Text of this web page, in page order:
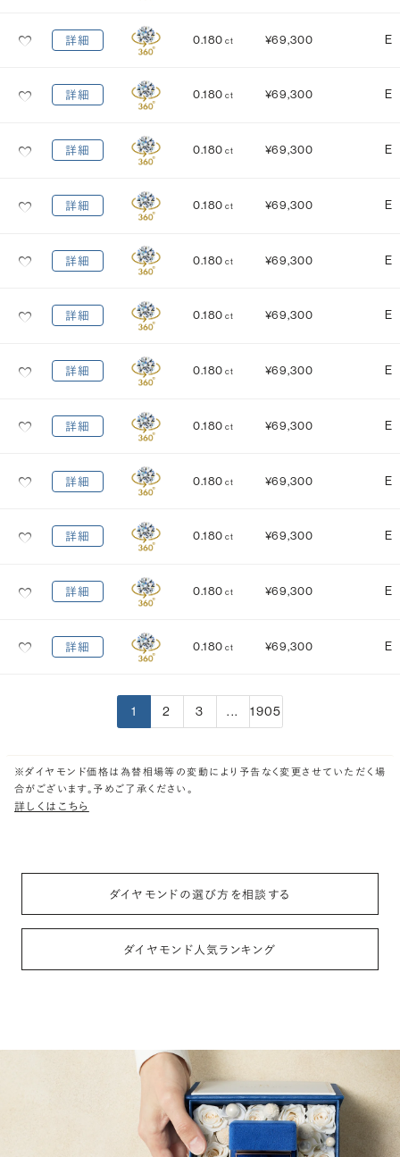
詳細 0.180 ct ¥69,300 E
詳細 0.180 ct ¥69,300 E
詳細 0.180 ct ¥69,300 E
詳細 0.180 ct ¥69,300 E
詳細 0.180 ct ¥69,300 E
詳細 0.180 ct ¥69,300 E
詳細 0.180 ct ¥69,300 E
詳細 0.180 ct ¥69,300 E
詳細 0.180 ct ¥69,300 E
詳細 0.180 ct ¥69,300 E
詳細 0.180 ct ¥69,300 E
詳細 0.180 ct ¥69,300 E
1 2 3 ... 1905
※ダイヤモンド価格は為替相場等の変動により予告なく変更させていただく場
合がございます。予めご了承ください。
詳しくはこちら
ダイヤモンドの選び方を相談する
ダイヤモンド人気ランキング